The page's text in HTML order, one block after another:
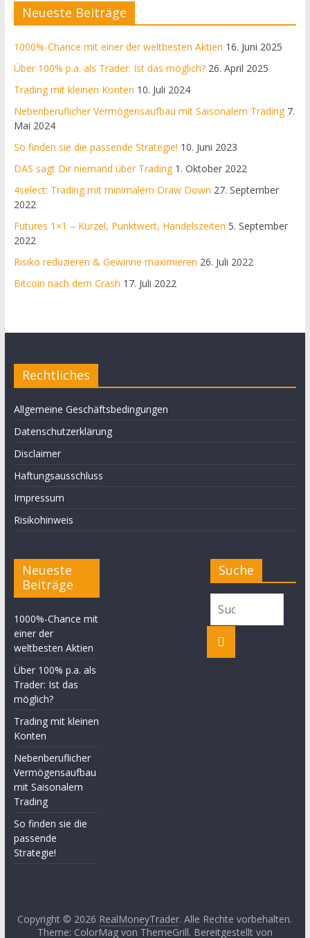
Neueste Beiträge
1000%-Chance mit einer der weltbesten Aktien 16. Juni 2025
Über 100% p.a. als Trader: Ist das möglich? 26. April 2025
Trading mit kleinen Konten 10. Juli 2024
Nebenberuflicher Vermögensaufbau mit Saisonalem Trading 7.
Mai 2024
So finden sie die passende Strategie! 10. Juni 2023
DAS sagt Dir niemand über Trading 1. Oktober 2022
4select: Trading mit minimalem Draw Down 27. September
2022
Futures 1×1 – Kürzel, Punktwert, Handelszeiten 5. September
2022
Risiko reduzieren & Gewinne maximieren 26. Juli 2022
Bitcoin nach dem Crash 17. Juli 2022
Rechtliches
Allgemeine Geschäftsbedingungen
Datenschutzerklärung
Disclaimer
Haftungsausschluss
Impressum
Risikohinweis
Neueste
Beiträge
1000%-Chance mit
einer der
weltbesten Aktien
Über 100% p.a. als
Trader: Ist das
möglich?
Trading mit kleinen
Konten
Nebenberuflicher
Vermögensaufbau
mit Saisonalem
Trading
So finden sie die
passende
Strategie!
Suche
Copyright © 2026 RealMoneyTrader. Alle Rechte vorbehalten.
Theme: ColorMagvon ThemeGrill. Bereitgestellt von